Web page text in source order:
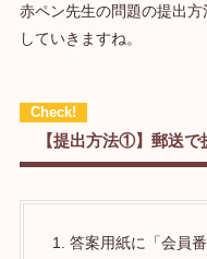
赤ペン先生の問題の提出
していきますね。
【提出方法①】郵送で
答案用紙に「会員